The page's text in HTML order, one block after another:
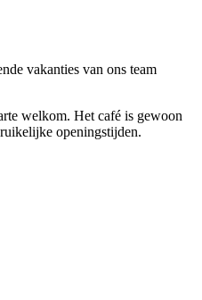
vakanties van ons team
welkom. Het café is gewoon
openingstijden.